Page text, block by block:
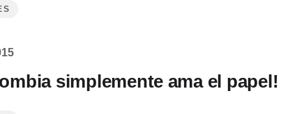
simplemente ama el papel!